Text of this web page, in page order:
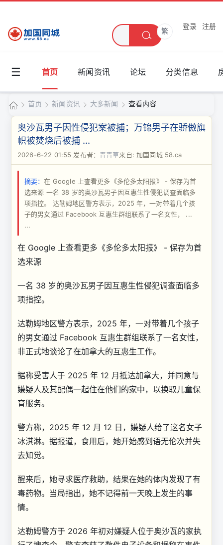
繁
登录 注册
☰ 首页 新闻资讯 论坛 分类信息
加
国
同
城
›
首页
›
新闻资讯 大多新闻 查看内容
奥沙瓦男子因性侵犯案被捕；万锦男子在骄傲旗
帜被焚烧后被捕 ...
2026-6-22 01:55 发布者： 青青草来自: 加国同城 58.ca
摘要：在 Google 上查看更多《多伦多太阳报》 - 保存为首
选来源 一名 38 岁的奥沙瓦男子因互惠生性侵犯调查面临多
项指控。 达勒姆地区警方表示，2025 年，一对带着几个孩
子的男女通过 Facebook 互惠生群组联系了一名女性， ...
...
在 Google 上查看更多《多伦多太阳报》 - 保存为首
选来源
一名 38 岁的奥沙瓦男子因互惠生性侵犯调查面临多
项指控。
达勒姆地区警方表示，2025 年，一对带着几个孩子
的男女通过 Facebook 互惠生群组联系了一名女性，
非正式地谈论了在加拿大的互惠生工作。
据称受害人于 2025 年 12 月抵达加拿大，并同意与
嫌疑人及其配偶一起住在他们的家中，以换取儿童保
育服务。
警方称，2025 年 12 月 12 日，嫌疑人给了这名女子
冰淇淋。据报道，食用后，她开始感到语无伦次并失
去知觉。
醒来后，她寻求医疗救助，结果在她的体内发现了有
毒药物。当局指出，她不记得前一天晚上发生的事
情。
达勒姆警方于 2026 年初对嫌疑人位于奥沙瓦的家执